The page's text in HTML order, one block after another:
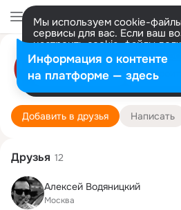
Мы используем cookie-
сервисы для вас. Если ваш
настроить cookie-файлы
представитель. Больше
Разрешить все Настроить
Вовка Соловьёв
Москва 15
Добавить в друзья Написать
Друзья 12
Алексей Boдяницкий
Москва
Информация о контенте
на платформе — здесь